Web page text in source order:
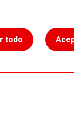
todo